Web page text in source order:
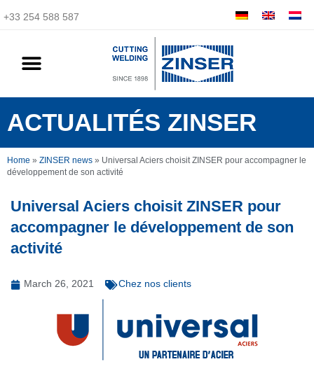
+33 254 588 587
ACTUALITÉS ZINSER
Home » ZINSER news » Universal Aciers choisit ZINSER pour accompagner le
développement de son activité
Universal Aciers choisit ZINSER pour
accompagner le développement de son
activité
March 26, 2021 Chez nos clients